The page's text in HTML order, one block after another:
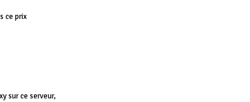
ce prix
sur ce serveur,